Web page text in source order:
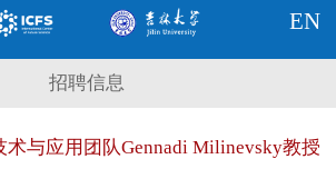
EN
招聘信息
术与应用团队Gennadi Milinevsky教授